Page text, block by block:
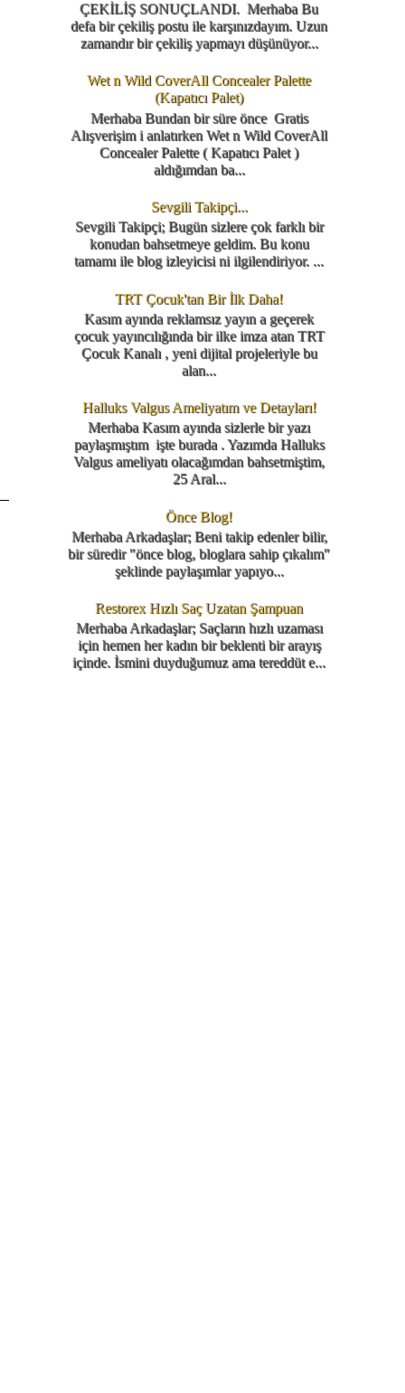
ÇEKİLİŞ SONUÇLANDI. Merhaba Bu
defa bir çekiliş postu ile karşınızdayım. Uzun
zamandır bir çekiliş yapmayı düşünüyor...
Wet n Wild CoverAll Concealer Palette
(Kapatıcı Palet)
Merhaba Bundan bir süre önce Gratis
Alışverişim i anlatırken Wet n Wild CoverAll
Concealer Palette ( Kapatıcı Palet )
aldığımdan ba...
Sevgili Takipçi...
Sevgili Takipçi; Bugün sizlere çok farklı bir
konudan bahsetmeye geldim. Bu konu
tamamı ile blog izleyicisi ni ilgilendiriyor. ...
TRT Çocuk'tan Bir İlk Daha!
Kasım ayında reklamsız yayın a geçerek
çocuk yayıncılığında bir ilke imza atan TRT
Çocuk Kanalı , yeni dijital projeleriyle bu
alan...
Halluks Valgus Ameliyatım ve Detayları!
Merhaba Kasım ayında sizlerle bir yazı
paylaşmıştım işte burada . Yazımda Halluks
Valgus ameliyatı olacağımdan bahsetmiştim,
25 Aral...
Önce Blog!
Merhaba Arkadaşlar; Beni takip edenler bilir,
bir süredir "önce blog, bloglara sahip çıkalım"
şeklinde paylaşımlar yapıyo...
Restorex Hızlı Saç Uzatan Şampuan
Merhaba Arkadaşlar; Saçların hızlı uzaması
için hemen her kadın bir beklenti bir arayış
içinde. İsmini duyduğumuz ama tereddüt e...